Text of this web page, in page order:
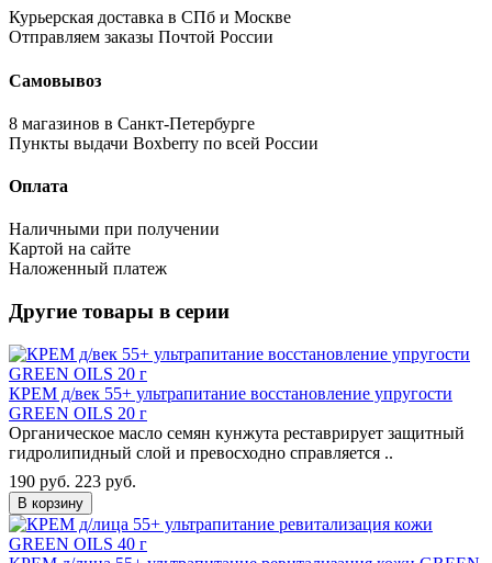
Курьерская доставка в СПб и Москве
Отправляем заказы Почтой России
Самовывоз
8 магазинов в Санкт-Петербурге
Пункты выдачи Boxberry по всей России
Оплата
Наличными при получении
Картой на сайте
Наложенный платеж
Другие товары в серии
КРЕМ д/век 55+ ультрапитание восстановление упругости
GREEN OILS 20 г
Органическое масло семян кунжута реставрирует защитный
гидролипидный слой и превосходно справляется ..
190 руб. 223 руб.
В корзину